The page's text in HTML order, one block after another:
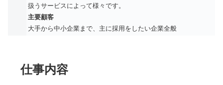
扱うサービスによって様々です。
主要顧客
大手から中小企業まで、主に採用をしたい企業全般
仕事内容